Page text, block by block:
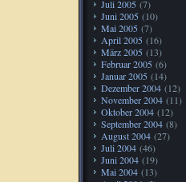
Juli 2005 (7)
Juni 2005 (10)
Mai 2005 (7)
April 2005 (16)
März 2005 (13)
Februar 2005 (6)
Januar 2005 (14)
Dezember 2004 (12)
November 2004 (11)
Oktober 2004 (12)
September 2004 (8)
August 2004 (27)
Juli 2004 (46)
Juni 2004 (19)
Mai 2004 (13)